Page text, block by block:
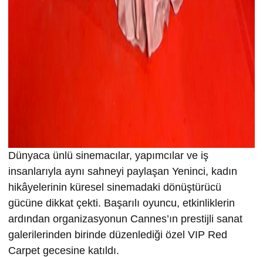
Dünyaca ünlü sinemacılar, yapımcılar ve iş
insanlarıyla aynı sahneyi paylaşan Yeninci, kadın
hikâyelerinin küresel sinemadaki dönüştürücü
gücüne dikkat çekti. Başarılı oyuncu, etkinliklerin
ardından organizasyonun Cannes’ın prestijli sanat
galerilerinden birinde düzenlediği özel VIP Red
Carpet gecesine katıldı.